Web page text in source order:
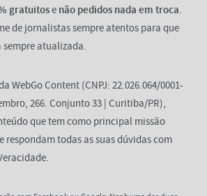
gratuitose não pedidos nada em troca.
de jornalistas sempre atentos para que
atualizada.
WebGo Content (CNPJ: 22.026.064/0001-
266. Conjunto 33 | Curitiba/PR),
que tem como principal missão
respondam todas as suas dúvidas com